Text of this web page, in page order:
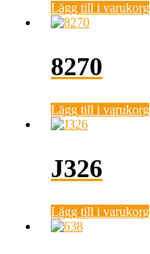
Lägg till i varukorg
8270
Lägg till i varukorg
J326
Lägg till i varukorg